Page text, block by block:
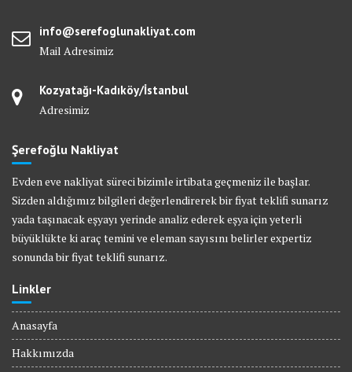
info@serefoglunakliyat.com
Mail Adresimiz
Kozyatağı-Kadıköy/İstanbul
Adresimiz
Şerefoğlu Nakliyat
Evden eve nakliyat süreci bizimle irtibata geçmeniz ile başlar.
Sizden aldığımız bilgileri değerlendirerek bir fiyat teklifi sunarız
yada taşınacak eşyayı yerinde analiz ederek eşya için yeterli
büyüklükte ki araç temini ve eleman sayısını belirler expertiz
sonunda bir fiyat teklifi sunarız.
Linkler
Anasayfa
Hakkımızda